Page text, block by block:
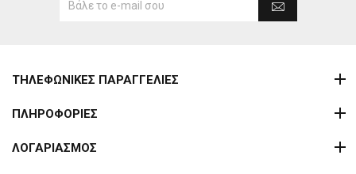
ΤΗΛΕΦΩΝΙΚΕΣ ΠΑΡΑΓΓΕΛΙΕΣ
ΠΛΗΡΟΦΟΡΙΕΣ
ΛΟΓΑΡΙΑΣΜΟΣ